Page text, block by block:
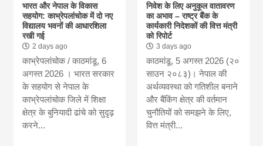
भारत और नेपाल के विकास
सहयोग: काभ्रेपलांचोक में दो नए
विद्यालय भवनों की आधारशिला
रखी गई
2 days ago
काभ्रेपलांचोक / काठमांडू, 6
अगस्त 2026 । भारत सरकार
के सहयोग से नेपाल के
काभ्रेपलांचोक जिले में शिक्षा
क्षेत्र के बुनियादी ढांचे को सुदृढ़
करने...
निवेश के लिए अनुकूल वातावरण
का अभाव – राष्ट्र बैंक के
कार्यकारी निदेशकों की वित्त मंत्री
को रिपोर्ट
3 days ago
काठमांडू, 5 अगस्त 2026 (२०
साउन २०८३)। नेपाल की
अर्थव्यवस्था को गतिशील बनाने
और बैंकिंग क्षेत्र की वर्तमान
चुनौतियों को समझने के लिए,
वित्त मंत्री...